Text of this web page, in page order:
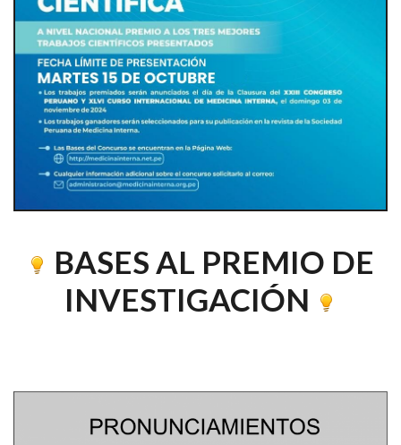
BASES AL PREMIO DE
INVESTIGACIÓN